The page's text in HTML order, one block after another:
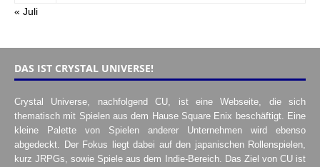
« Juli
DAS IST CRYSTAL UNIVERSE!
Crystal Universe, nachfolgend CU, ist eine Webseite, die sich
thematisch mit Spielen aus dem Hause Square Enix beschäftigt. Eine
kleine Palette von Spielen anderer Unternehmen wird ebenso
abgedeckt. Der Fokus liegt dabei auf den japanischen Rollenspielen,
kurz JRPGs, sowie Spiele aus dem Indie-Bereich. Das Ziel von CU ist